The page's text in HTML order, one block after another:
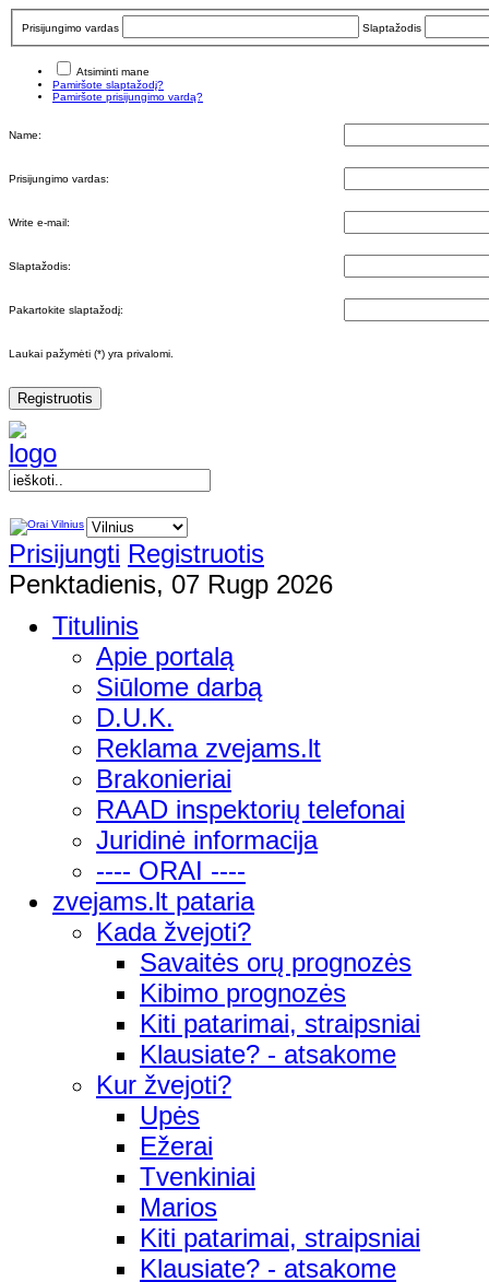
Prisijungimo vardas Slaptažodis
Atsiminti mane
Pamiršote slaptažodį?
Pamiršote prisijungimo vardą?
Name:
Prisijungimo vardas:
Write e-mail:
Slaptažodis:
Pakartokite slaptažodį:
Laukai pažymėti (*) yra privalomi.
Registruotis
Prisijungti Registruotis
Penktadienis, 07 Rugp 2026
Titulinis
Apie portalą
Siūlome darbą
D.U.K.
Reklama zvejams.lt
Brakonieriai
RAAD inspektorių telefonai
Juridinė informacija
---- ORAI ----
zvejams.lt pataria
Kada žvejoti?
Savaitės orų prognozės
Kibimo prognozės
Kiti patarimai, straipsniai
Klausiate? - atsakome
Kur žvejoti?
Upės
Ežerai
Tvenkiniai
Marios
Kiti patarimai, straipsniai
Klausiate? - atsakome